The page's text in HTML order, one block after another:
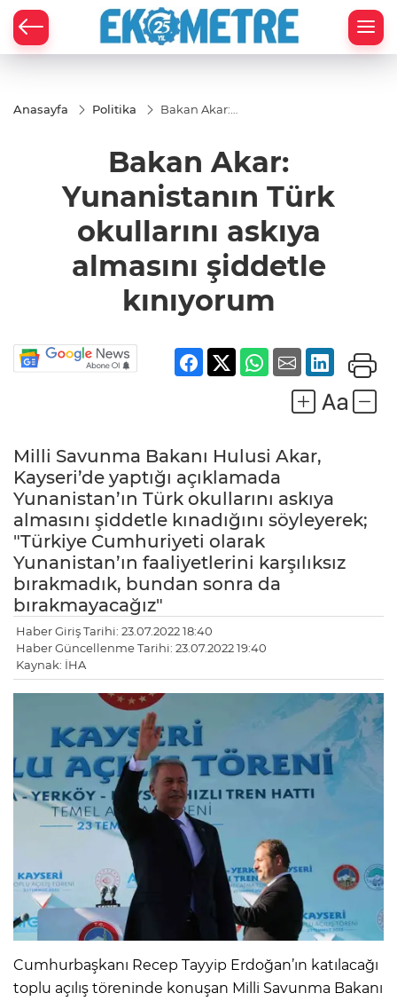
Anasayfa Politika
Bakan Akar:
askıya
şiddetle
kınıyorum
Bakan Akar:
Yunanistanın Türk
okullarını askıya
almasını şiddetle
kınıyorum
Milli Savunma Bakanı Hulusi Akar,
Kayseri’de yaptığı açıklamada
Yunanistan’ın Türk okullarını askıya
almasını şiddetle kınadığını söyleyerek;
"Türkiye Cumhuriyeti olarak
Yunanistan’ın faaliyetlerini karşılıksız
bırakmadık, bundan sonra da
bırakmayacağız"
Haber Giriş Tarihi: 23.07.2022 18:40
Haber Güncellenme Tarihi: 23.07.2022 19:40
Kaynak: İHA
Cumhurbaşkanı Recep Tayyip Erdoğan’ın katılacağı
toplu açılış töreninde konuşan Milli Savunma Bakanı